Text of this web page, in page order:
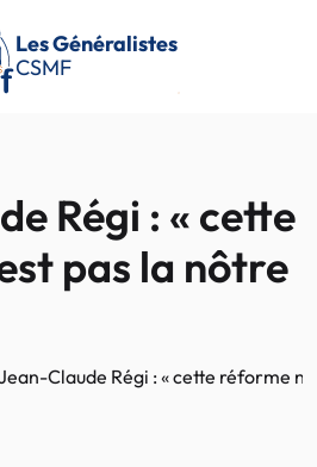
Les Généralistes
CSMF
Régi : « cette
pas la nôtre
Claude Régi : « cette réforme